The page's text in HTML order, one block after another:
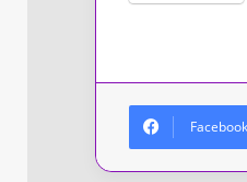
Facebook